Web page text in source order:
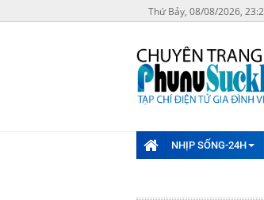
Thứ Bảy, 08/08/2026,
NHỊP SỐNG-24H